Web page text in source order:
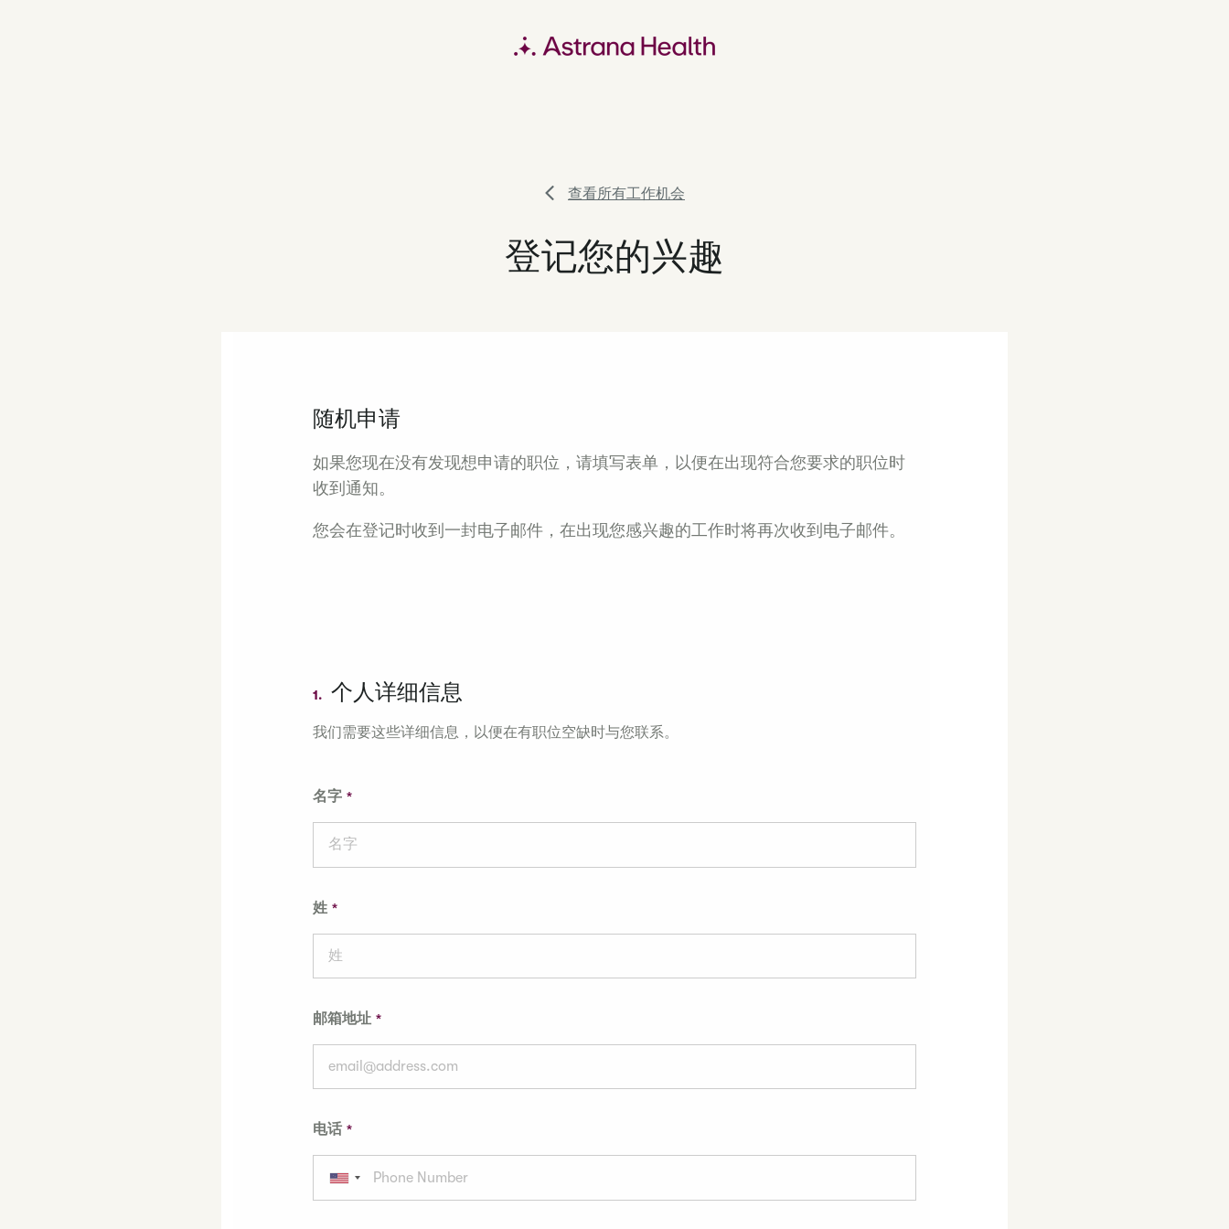
查看所有工作机会
登记您的兴趣
随机申请
如果您现在没有发现想申请的职位，请填写表单，以便在出现符合您要求的职位时
收到通知。
您会在登记时收到一封电子邮件，在出现您感兴趣的工作时将再次收到电子邮件。
1. 个人详细信息
我们需要这些详细信息，以便在有职位空缺时与您联系。
名字
姓
邮箱地址
电话